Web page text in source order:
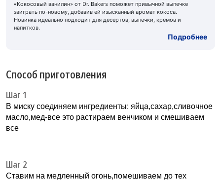
«Кокосовый ванилин» от Dr. Bakers поможет привычной выпечке
заиграть по-новому, добавив ей изысканный аромат кокоса.
Новинка идеально подходит для десертов, выпечки, кремов и
напитков.
Подробнее
Способ приготовления
Шаг 1
В миску соединяем ингредиенты: яйца,сахар,сливочное
масло,мед-все это растираем венчиком и смешиваем
все
Шаг 2
Ставим на медленный огонь,помешиваем до тех